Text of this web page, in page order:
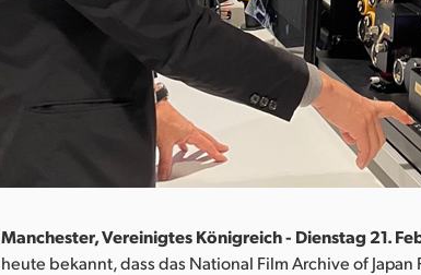
Manchester, Vereinigtes Königreich - Dienstag 21.
heute bekannt, dass das National Film Archive of